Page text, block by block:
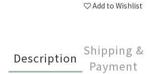
Add to Wishlist
Description
Shipping &
Payment